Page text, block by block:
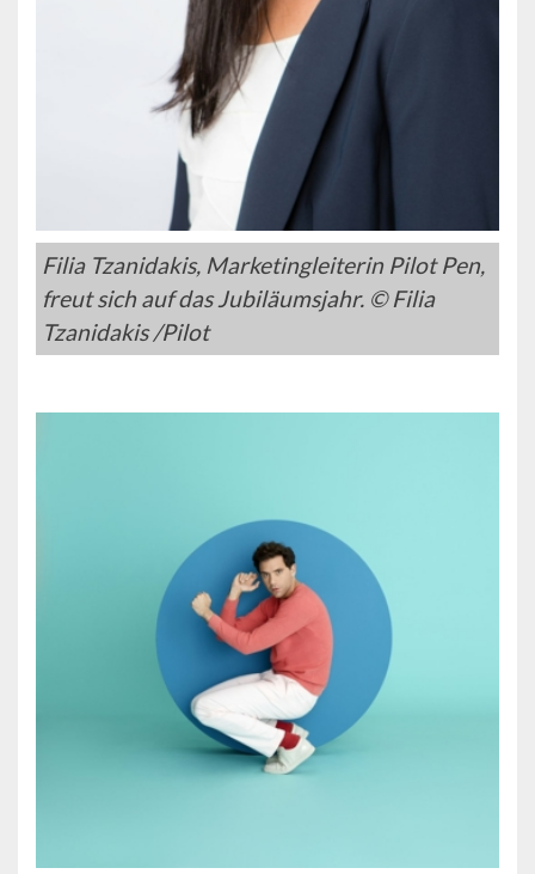
Filia Tzanidakis, Marketingleiterin Pilot Pen,
freut sich auf das Jubiläumsjahr. © Filia
Tzanidakis /Pilot